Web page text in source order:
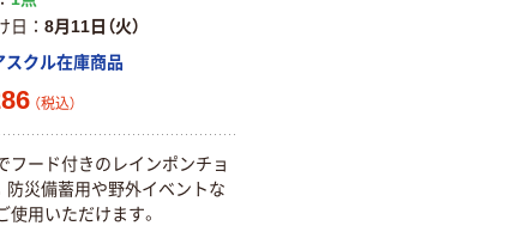
日
8月11日（火）
スクル在庫商品
（税込）
フード付きのレインポンチョ
防災備蓄用や野外イベントな
使用いただけます。
テープ】ア
さ
布テー
（税込） ￥358~